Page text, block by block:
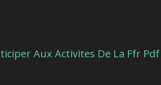
Aux Activites De La Ffr Pdf